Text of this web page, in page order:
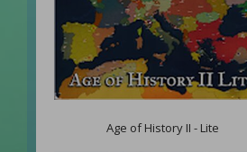
Age of History II - Lite